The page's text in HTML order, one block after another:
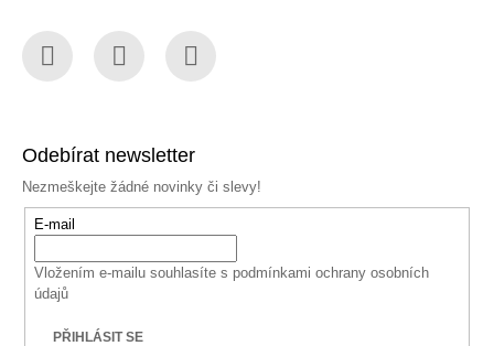
Odebírat newsletter
Nezmeškejte žádné novinky či slevy!
E-mail
Vložením e-mailu souhlasíte s podmínkami ochrany osobních
údajů
PŘIHLÁSIT SE